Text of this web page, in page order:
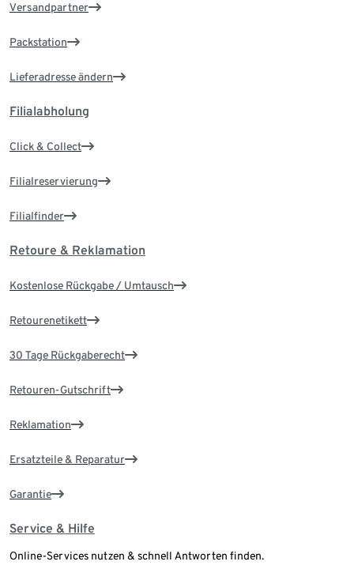
Versandpartner
Packstation
Lieferadresse ändern
Filialabholung
Click & Collect
Filialreservierung
Filialfinder
Retoure & Reklamation
Kostenlose Rückgabe / Umtausch
Retourenetikett
30 Tage Rückgaberecht
Retouren-Gutschrift
Reklamation
Ersatzteile & Reparatur
Garantie
Service & Hilfe
Online-Services nutzen & schnell Antworten finden.